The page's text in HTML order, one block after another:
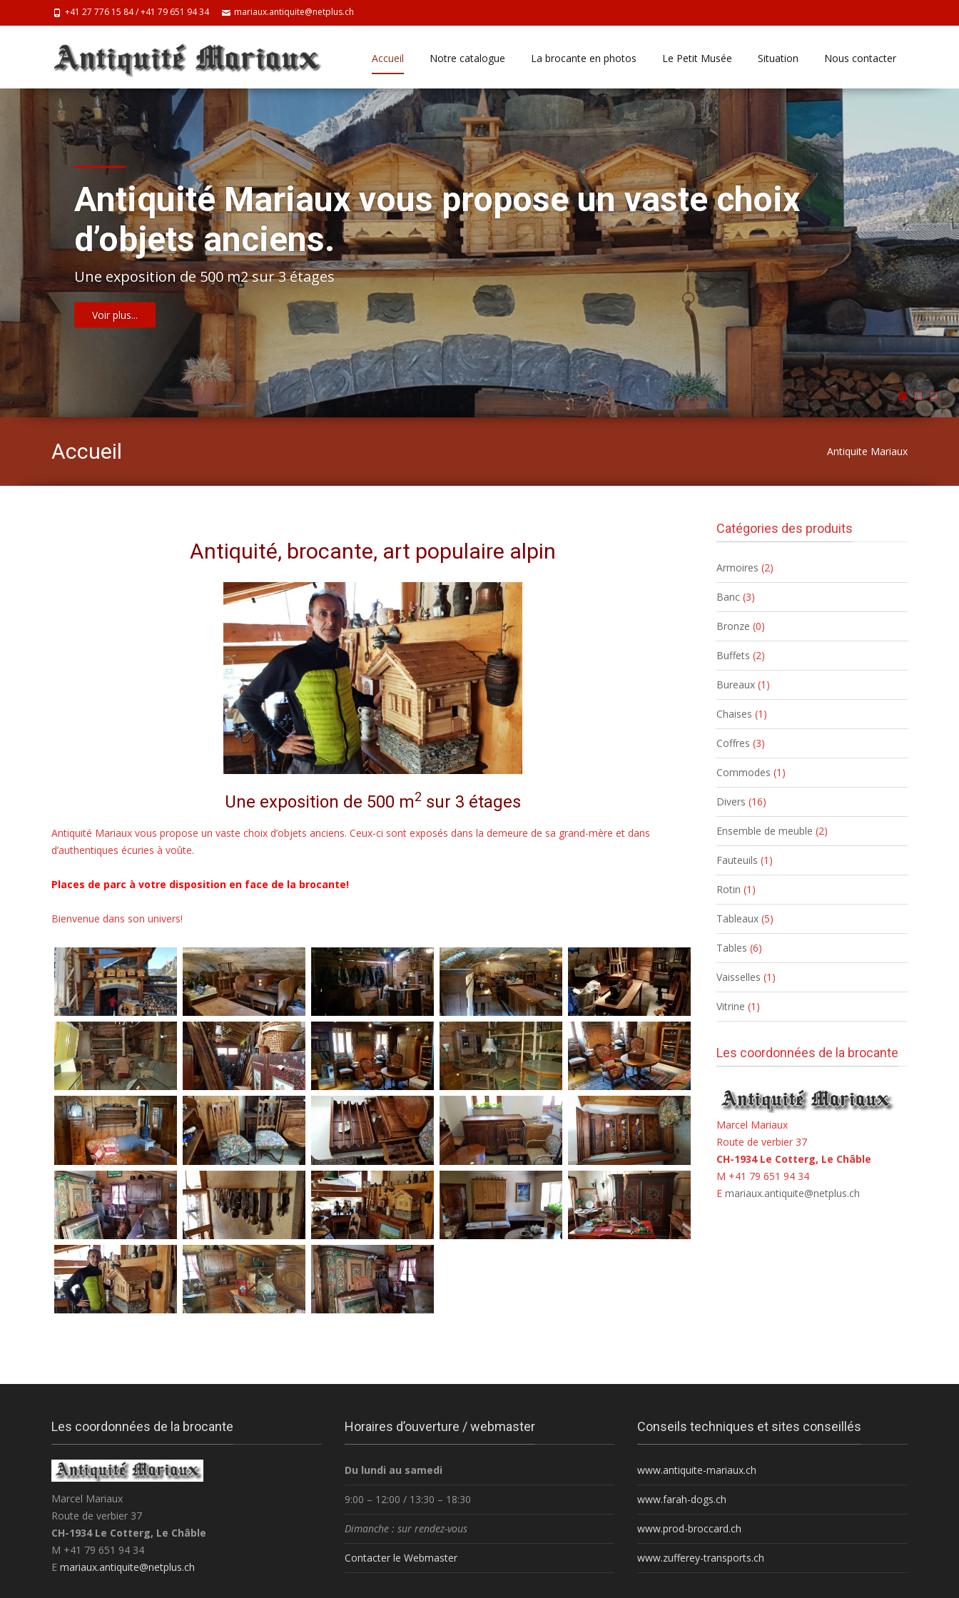
+41 27 776 15 84 / +41 79 651 94 34 mariaux.antiquite@netplus.ch
Accueil Notre catalogue La brocante en photos Le Petit Musée Situation Nous contacter
Antiquité Mariaux vous propose un vaste choix
d’objets anciens.
Une exposition de 500 m2 sur 3 étages
Voir plus...
Accueil Antiquite Mariaux
Antiquité, brocante, art populaire alpin
Une exposition de 500 m2 sur 3 étages
Antiquité Mariaux vous propose un vaste choix d’objets anciens. Ceux-ci sont exposés dans la demeure de sa grand-mère et dans
d’authentiques écuries à voûte.
Places de parc à votre disposition en face de la brocante!
Bienvenue dans son univers!
Catégories des produits
Armoires (2)
Banc (3)
Bronze (0)
Buffets (2)
Bureaux (1)
Chaises (1)
Coffres (3)
Commodes (1)
Divers (16)
Ensemble de meuble (2)
Fauteuils (1)
Rotin (1)
Tableaux (5)
Tables (6)
Vaisselles (1)
Vitrine (1)
Les coordonnées de la brocante
Marcel Mariaux
Route de verbier 37
CH-1934 Le Cotterg, Le Châble
M +41 79 651 94 34
E mariaux.antiquite@netplus.ch
Les coordonnées de la brocante
Marcel Mariaux
Route de verbier 37
CH-1934 Le Cotterg, Le Châble
M +41 79 651 94 34
E mariaux.antiquite@netplus.ch
Horaires d’ouverture / webmaster
Du lundi au samedi
9:00 – 12:00 / 13:30 – 18:30
Dimanche : sur rendez-vous
Contacter le Webmaster
Conseils techniques et sites conseillés
www.antiquite-mariaux.ch
www.farah-dogs.ch
www.prod-broccard.ch
www.zufferey-transports.ch